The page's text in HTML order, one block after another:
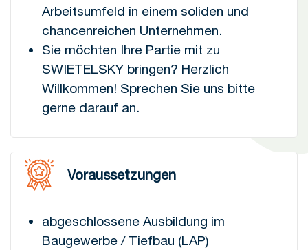
Arbeitsumfeld in einem soliden und
chancenreichen Unternehmen.
Sie möchten Ihre Partie mit zu
SWIETELSKY bringen? Herzlich
Willkommen! Sprechen Sie uns bitte
gerne darauf an.
Voraussetzungen
abgeschlossene Ausbildung im
Baugewerbe / Tiefbau (LAP)